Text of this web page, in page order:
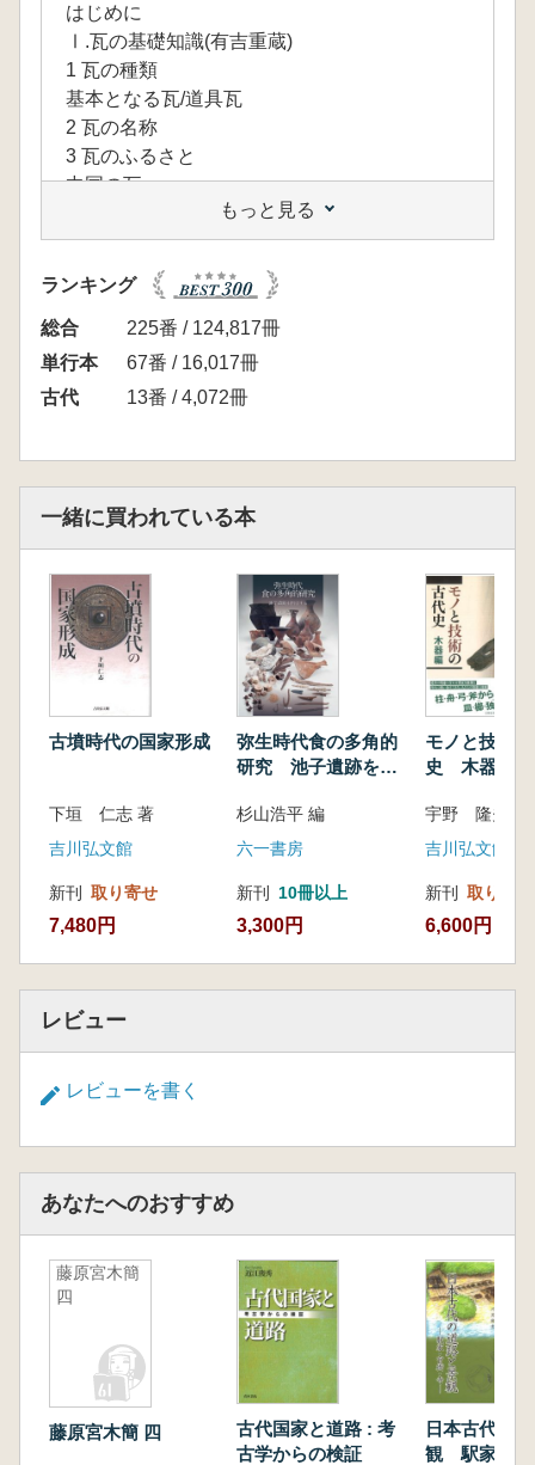
はじめに
Ⅰ.瓦の基礎知識(有吉重蔵)
1 瓦の種類
基本となる瓦/道具瓦
2 瓦の名称
3 瓦のふるさと
中国の瓦
4 瓦研究の目的と方法
瓦研究の目的/瓦の型式分類と留意点
5 瓦研究の主要課題
文字瓦の研究
Ⅱ.古代の瓦作りと生産(河野一也)
1 古代瓦を読み解く
2 瓦の観察からわかる瓦作り
1 古代の瓦 飛鳥・白鳳期(藤木 海)
革新と地方への展開/初期の瓦生産体制
2 古代の瓦 奈良・平安期(大橋泰夫)
多様な瓦当文様の展開/製作技法の変遷と特徴/
都城と地方の関係 ―平城宮式瓦の広がり―/官
寺・官衙の瓦生産/瓦と荘厳化政策/瓦工房の検
討/今後の瓦研究
3 中世の瓦(原 廣志・比毛君男)
東日本の様相を中心に―/中世瓦の特徴/生産と
廃棄との関連/諸史料にみる中世瓦
近世瓦の沿革/多様化する近世の瓦/時代ごとの
様相/瓦の調達
5 琉球の瓦(長嶺 操)
古琉球の瓦と出土遺跡/瓦から見た古琉球/浦添
城跡の高麗系瓦/崎山御嶽の大和系瓦/近世琉球
東アジアの瓦/高句麗の瓦/百済の瓦/新羅の瓦/朝
1 武蔵国分寺瓦の研究(有吉重蔵)
国分寺瓦研究の意義/国分寺の構造と変遷/国分
2 陸奥国古瓦の系譜と東国(眞保昌弘)
瓦からみる陸奥国の歴史的位置/有稜素弁8葉蓮
花文鐙瓦/山田寺系単弁8葉蓮花文鐙瓦/山王廃寺
系複弁7,8葉蓮花文鐙瓦/川原寺系複弁 6 葉蓮花
文鐙瓦/多賀城系重弁8葉蓮花文鐙瓦(多賀城様
式)/陸奥国古瓦の様相と中央集権的国家の展開
おわりに
もっと見る
ランキング
総合
225番 / 124,817冊
単行本
67番 / 16,017冊
古代
13番 / 4,072冊
一緒に買われている本
古墳時代の国家形成
下垣 仁志 著
吉川弘文館
新刊 取り寄せ
7,480円
弥生時代食の多角的
研究 池子遺跡を科
杉山浩平 編
六一書房
新刊 10冊以上
3,300円
モノと技術
史 木器編
宇野 隆夫 編
吉川弘文館
新刊 取り寄せ
6,600円
レビュー
レビューを書く
あなたへのおすすめ
藤原宮木簡
四
藤原宮木簡 四
古代国家と道路 : 考
古学からの検証
日本古代の
観 駅家・官